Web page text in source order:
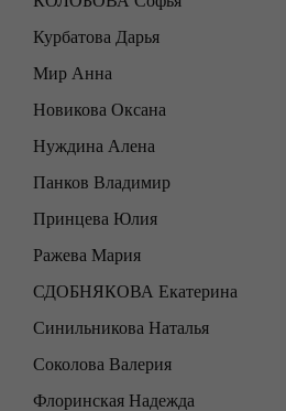
Курбатова Дарья
Мир Анна
Новикова Оксана
Нуждина Алена
Панков Владимир
Принцева Юлия
Ражева Мария
СДОБНЯКОВА Екатерина
Синильникова Наталья
Соколова Валерия
Флоринская Надежда